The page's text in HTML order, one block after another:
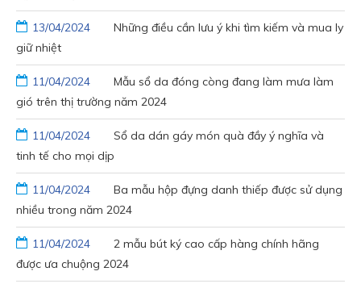
13/04/2024
Những điều cần lưu ý khi tìm kiếm và mua ly
giữ nhiệt
11/04/2024
Mẫu sổ da đóng còng đang làm mưa làm
gió trên thị trường năm 2024
11/04/2024
Sổ da dán gáy món quà đầy ý nghĩa và
tinh tế cho mọi dịp
11/04/2024
Ba mẫu hộp đựng danh thiếp được sử dụng
nhiều trong năm 2024
11/04/2024
2 mẫu bút ký cao cấp hàng chính hãng
được ưa chuộng 2024